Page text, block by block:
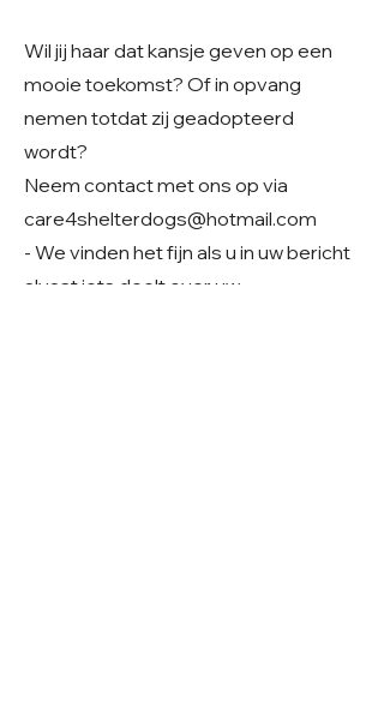
Wil jij haar dat kansje geven op een
mooie toekomst? Of in opvang
nemen totdat zij geadopteerd
wordt?
Neem contact met ons op via
care4shelterdogs@hotmail.com
- We vinden het fijn als u in uw bericht
alvast iets deelt over uw